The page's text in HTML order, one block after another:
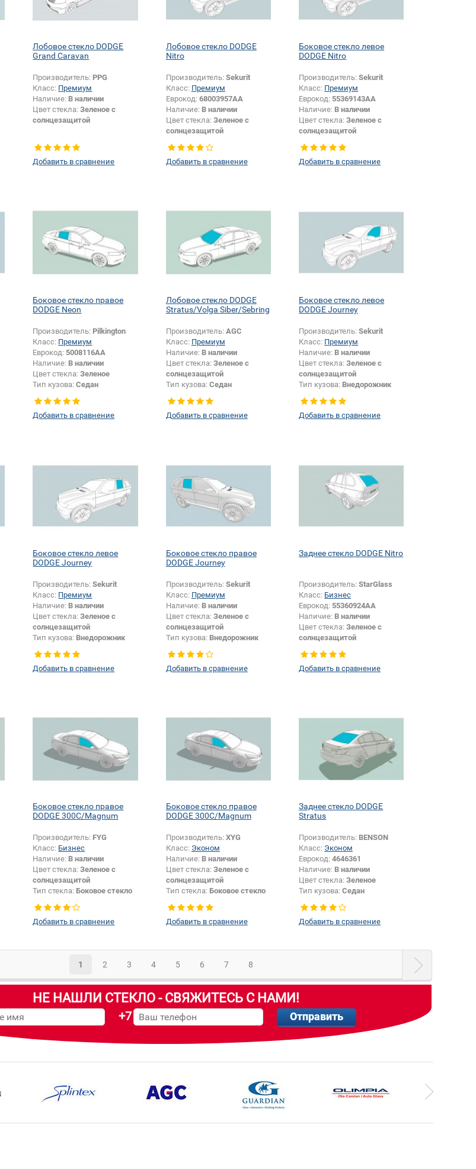
Лобовое стекло DODGE
Grand Caravan
Производитель: PPG
Класс: Премиум
Наличие: В наличии
Цвет стекла:Зеленое с
солнцезащитой
Добавить в сравнение
Лобовое стекло DODGE
Nitro
Производитель: Sekurit
Класс: Премиум
Еврокод: 68003957AA
Наличие: В наличии
Цвет стекла: Зеленое с
солнцезащитой
Тип кузова: Внедорожник
Добавить в сравнение
Боковое стекло левое
DODGE Nitro
Производитель:Sekurit
Класс: Премиум
Еврокод: 55369143AA
Наличие: В наличии
Цвет стекла:Зеленое с
солнцезащитой
Тип кузова:Внедорожник
Тип стекла:Боковое стекло
левое
Добавить в сравнение
Боковое стекло правое
DODGE Neon
Производитель: Pilkington
Класс: Премиум
Еврокод: 5008116AA
Наличие: В наличии
Цвет стекла:Зеленое
Тип кузова:Седан
правое
Добавить в сравнение
Лобовое стекло DODGE
Stratus/Volga Siber/Sebring
Производитель: AGC
Класс: Премиум
Наличие: В наличии
Цвет стекла: Зеленое с
солнцезащитой
Тип кузова: Седан
Добавить в сравнение
Боковое стекло левое
DODGE Journey
Производитель:Sekurit
Класс: Премиум
Наличие: В наличии
Цвет стекла:Зеленое с
солнцезащитой
Тип кузова: Внедорожник
левое
Добавить в сравнение
Боковое стекло левое
DODGE Journey
Производитель:Sekurit
Класс: Премиум
Наличие: В наличии
Цвет стекла:Зеленое с
солнцезащитой
Тип кузова: Внедорожник
левое
Добавить в сравнение
Боковое стекло правое
DODGE Journey
Производитель: Sekurit
Класс: Премиум
Наличие: В наличии
Цвет стекла: Зеленое с
солнцезащитой
Тип кузова: Внедорожник
правое
Добавить в сравнение
Заднее стекло DODGE Nitro
Производитель:StarGlass
Класс: Бизнес
Еврокод: 55360924AA
Наличие: В наличии
Цвет стекла:Зеленое с
солнцезащитой
Тип стекла:Заднее стекло
Добавить в сравнение
Боковое стекло правое
DODGE 300C/Magnum
Производитель: FYG
Класс: Бизнес
Наличие: В наличии
Цвет стекла:Зеленое с
солнцезащитой
Тип стекла: Боковое стекло
Добавить в сравнение
Боковое стекло правое
DODGE 300C/Magnum
Производитель: XYG
Класс: Эконом
Наличие: В наличии
Цвет стекла: Зеленое с
солнцезащитой
Тип стекла: Боковое стекло
Добавить в сравнение
Заднее стекло DODGE
Stratus
Производитель: BENSON
Класс: Эконом
Еврокод:4646361
Наличие: В наличии
Цвет стекла:Зеленое
Тип кузова:Седан
Добавить в сравнение
1 2 3 4 5 6 7 8
НЕ НАШЛИ СТЕКЛО - СВЯЖИТЕСЬ С НАМИ!
+7 Отправить